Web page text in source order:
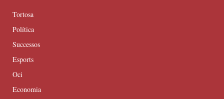
Tortosa
Política
Successos
Esports
Oci
Economia